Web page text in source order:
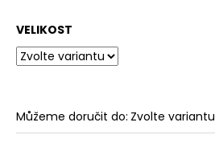
VELIKOST
Můžeme doručit do: Zvolte variantu
o
p